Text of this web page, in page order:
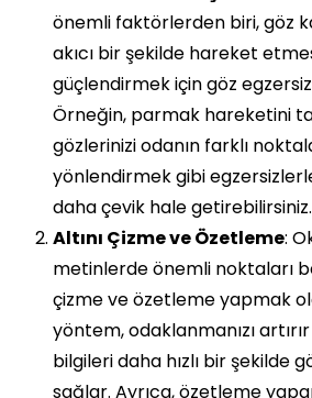
önemli faktörlerden biri, göz
akıcı bir şekilde hareket
güçlendirmek için göz
Örneğin, parmak hareketini
gözlerinizi odanın farklı
yönlendirmek gibi
daha çevik hale getirebilirsiniz.
Altını Çizme ve Özetleme:
metinlerde önemli noktaları
çizme ve özetleme yapmak
yöntem, odaklanmanızı
bilgileri daha hızlı bir şekilde
sağlar. Ayrıca, özetleme